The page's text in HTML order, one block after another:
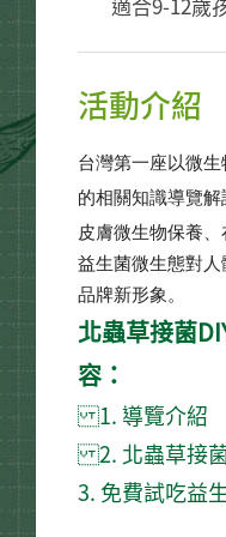
活動介紹
台灣第一座以微
的相關知識導覽
皮膚微生物保養、
益生菌微生態對
品牌新形象。
北蟲草接菌
容：
1. 導覽介紹
2. 北蟲草接
3. 免費試吃益